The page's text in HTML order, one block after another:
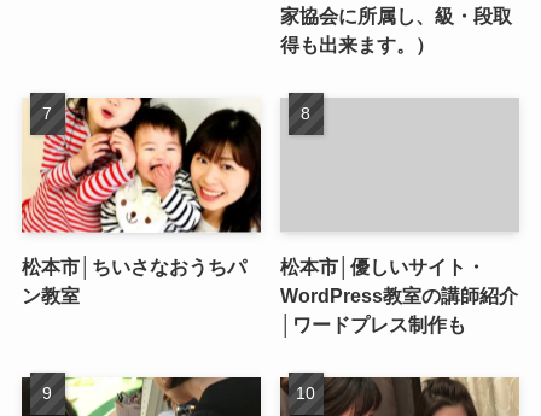
家協会に所属し、級・段取
得も出来ます。）
松本市│ちいさなおうちパ
ン教室
松本市│優しいサイト・
WordPress教室の講師紹介
│ワードプレス制作も